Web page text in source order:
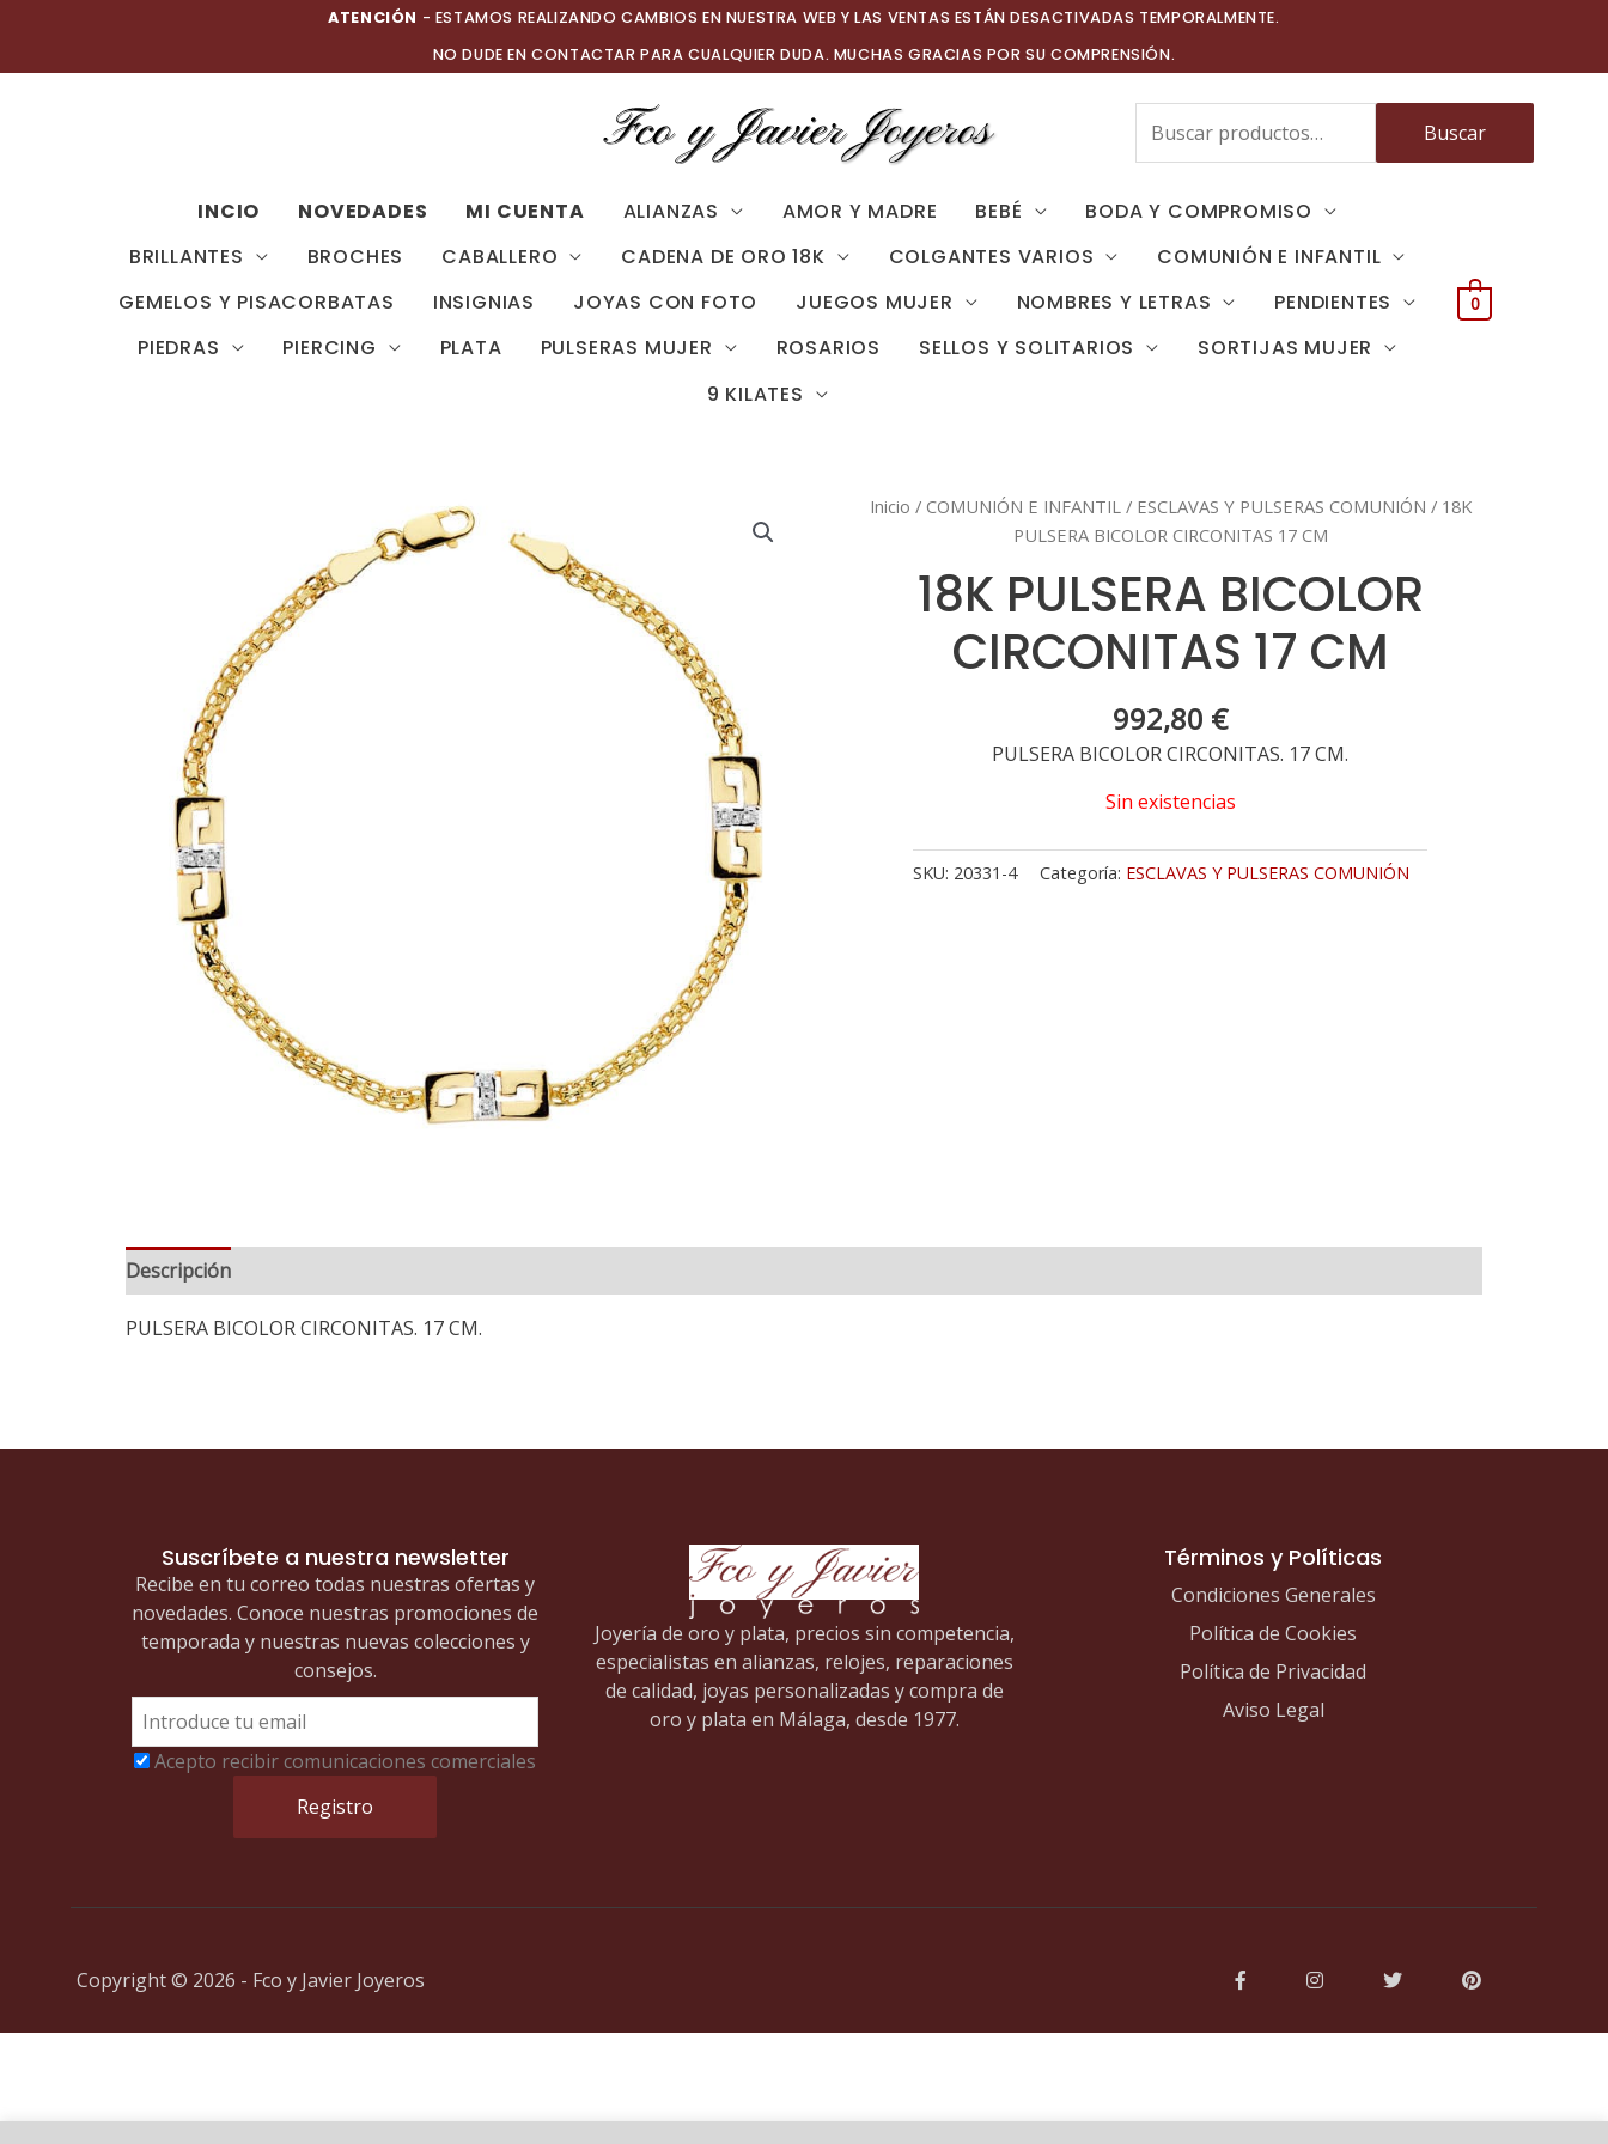
contenido
ATENCIÓN - ESTAMOS REALIZANDO CAMBIOS EN NUESTRA WEB Y LAS VENTAS ESTÁN DESACTIVADAS TEMPORALMENTE.
NO DUDE EN CONTACTAR PARA CUALQUIER DUDA. MUCHAS GRACIAS POR SU COMPRENSIÓN.
Buscar
por:
Buscar
INCIO NOVEDADES MI CUENTA ALIANZAS AMOR Y MADRE BEBÉ
BODA Y COMPROMISO
BRILLANTES
BROCHES CABALLERO CADENA DE ORO 18K COLGANTES VARIOS
COMUNIÓN E INFANTIL
GEMELOS Y PISACORBATAS
INSIGNIAS JOYAS CON FOTO JUEGOS MUJER NOMBRES Y LETRAS
PENDIENTES
PIEDRAS
PIERCING PLATA PULSERAS MUJER ROSARIOS SELLOS Y SOLITARIOS
SORTIJAS MUJER
9 KILATES
0
Inicio / COMUNIÓN E INFANTIL / ESCLAVAS Y PULSERAS COMUNIÓN / 18K
PULSERA BICOLOR CIRCONITAS 17 CM
18K PULSERA BICOLOR
CIRCONITAS 17 CM
992,80 €
PULSERA BICOLOR CIRCONITAS. 17 CM.
Sin existencias
SKU: 20331-4 Categoría: ESCLAVAS Y PULSERAS COMUNIÓN
Descripción
PULSERA BICOLOR CIRCONITAS. 17 CM.
Suscríbete a nuestra newsletter
Recibe en tu correo todas nuestras ofertas y
novedades. Conoce nuestras promociones de
temporada y nuestras nuevas colecciones y
consejos.
Acepto recibir comunicaciones comerciales
Joyería de oro y plata, precios sin competencia,
especialistas en alianzas, relojes, reparaciones
de calidad, joyas personalizadas y compra de
oro y plata en Málaga, desde 1977.
Términos y Políticas
Condiciones Generales
Política de Cookies
Política de Privacidad
Aviso Legal
Copyright © 2026 - Fco y Javier Joyeros